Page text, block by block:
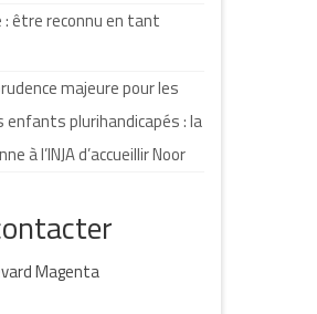
: être reconnu en tant
majeure pour les
plurihandicapés : la
à l’INJA d’accueillir Noor
Magenta